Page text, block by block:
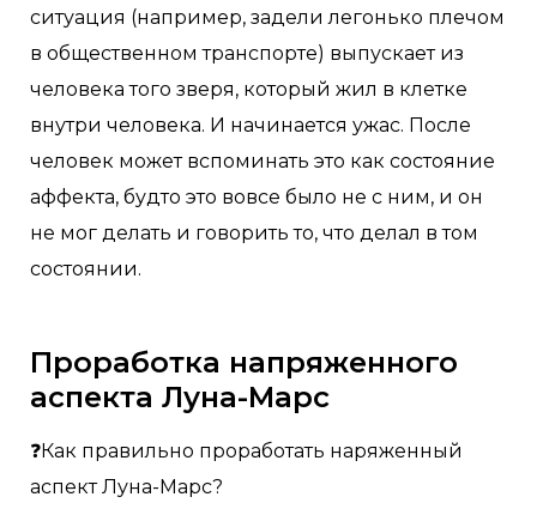
ситуация (например, задели легонько плечом
в общественном транспорте) выпускает из
человека того зверя, который жил в клетке
внутри человека. И начинается ужас. После
человек может вспоминать это как состояние
аффекта, будто это вовсе было не с ним, и он
не мог делать и говорить то, что делал в том
состоянии.
Проработка напряженного
аспекта Луна-Марс
❓Как правильно проработать наряженный
аспект Луна-Марс?